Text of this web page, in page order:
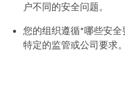
户不同的安全问题。
您的组织遵循*哪些安
特定的监管或公司要求。